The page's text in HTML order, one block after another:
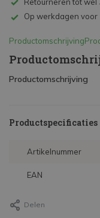
Op werkdagen
Productomschrijving
Productomschrijving
Productspecificaties
Artikelnummer
EAN
Delen